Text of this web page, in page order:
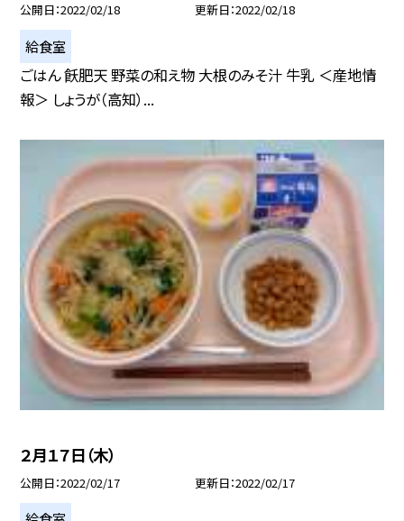
公開日 2022/02/18 更新日 2022/02/18
給食室
ごはん 飫肥天 野菜の和え物 大根のみそ汁 牛乳 ＜産地情
報＞ しょうが（高知）...
２月１７日（木）
公開日 2022/02/17 更新日 2022/02/17